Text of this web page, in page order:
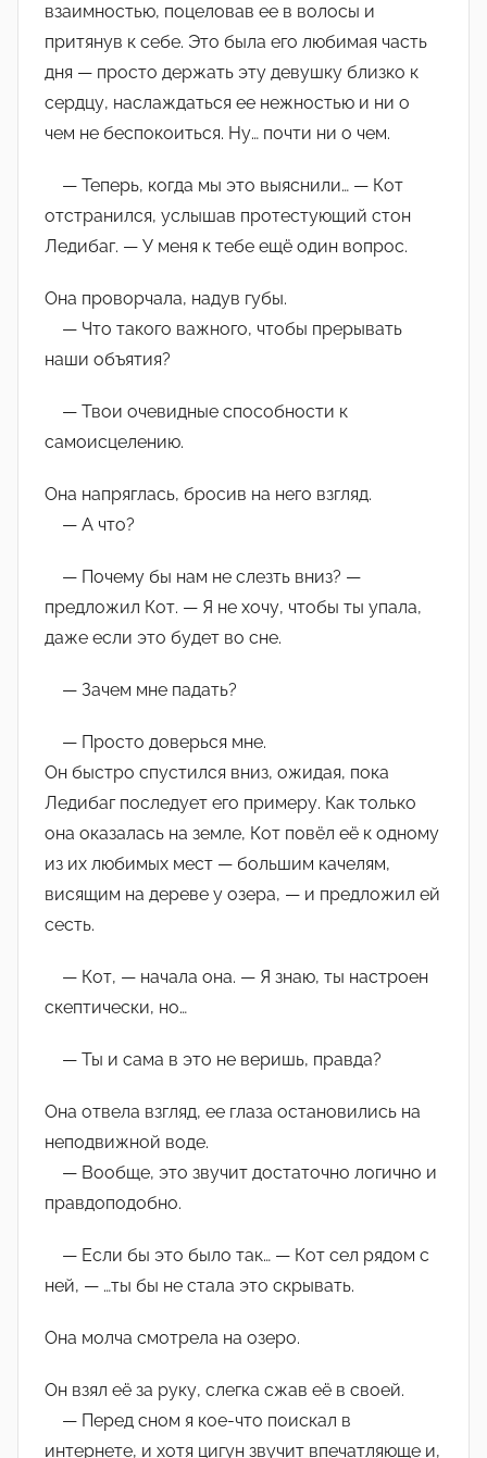
взаимностью, поцеловав ее в волосы и
притянув к себе. Это была его любимая часть
дня — просто держать эту девушку близко к
сердцу, наслаждаться ее нежностью и ни о
чем не беспокоиться. Ну… почти ни о чем.
— Теперь, когда мы это выяснили… — Кот
отстранился, услышав протестующий стон
Ледибаг. — У меня к тебе ещё один вопрос.
Она проворчала, надув губы.
— Что такого важного, чтобы прерывать
наши объятия?
— Твои очевидные способности к
самоисцелению.
Она напряглась, бросив на него взгляд.
— А что?
— Почему бы нам не слезть вниз? —
предложил Кот. — Я не хочу, чтобы ты упала,
даже если это будет во сне.
— Зачем мне падать?
— Просто доверься мне.
Он быстро спустился вниз, ожидая, пока
Ледибаг последует его примеру. Как только
она оказалась на земле, Кот повёл её к одному
из их любимых мест — большим качелям,
висящим на дереве у озера, — и предложил ей
сесть.
— Кот, — начала она. — Я знаю, ты настроен
скептически, но…
— Ты и сама в это не веришь, правда?
Она отвела взгляд, ее глаза остановились на
неподвижной воде.
— Вообще, это звучит достаточно логично и
правдоподобно.
— Если бы это было так… — Кот сел рядом с
ней, — …ты бы не стала это скрывать.
Она молча смотрела на озеро.
Он взял её за руку, слегка сжав её в своей.
— Перед сном я кое-что поискал в
интернете, и хотя цигун звучит впечатляюще и,